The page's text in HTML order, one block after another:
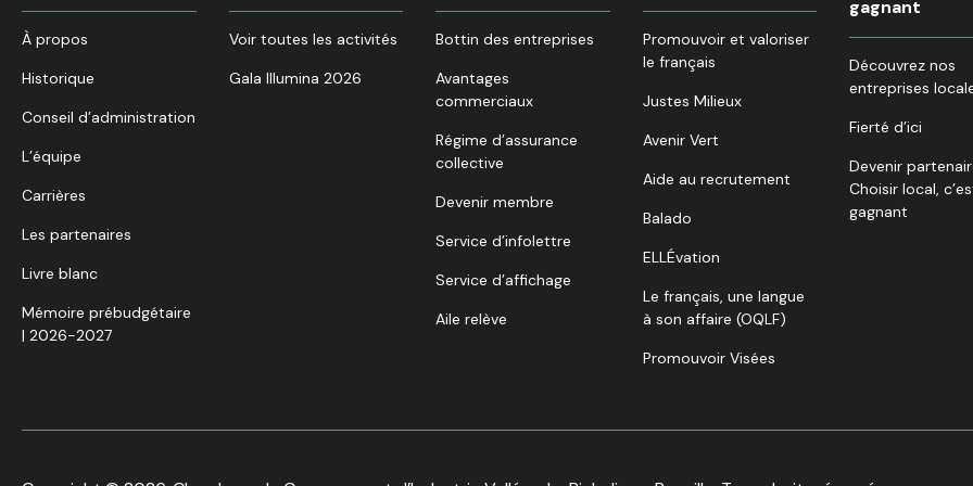
À propos
Historique
Conseil d’administration
L’équipe
Carrières
Les partenaires
Livre blanc
Mémoire prébudgétaire
| 2026-2027
Voir toutes les activités
Gala Illumina 2026
Bottin des entreprises
Avantages
commerciaux
Régime d’assurance
collective
Devenir membre
Service d’infolettre
Service d’affichage
Aile relève
Promouvoir et valoriser
le français
Justes Milieux
Avenir Vert
Aide au recrutement
Balado
ELLÉvation
Le français, une langue
à son affaire (OQLF)
Promouvoir Visées
gagnant
Découvrez nos
entreprises
Fierté d’ici
Devenir
Choisir local,
gagnant